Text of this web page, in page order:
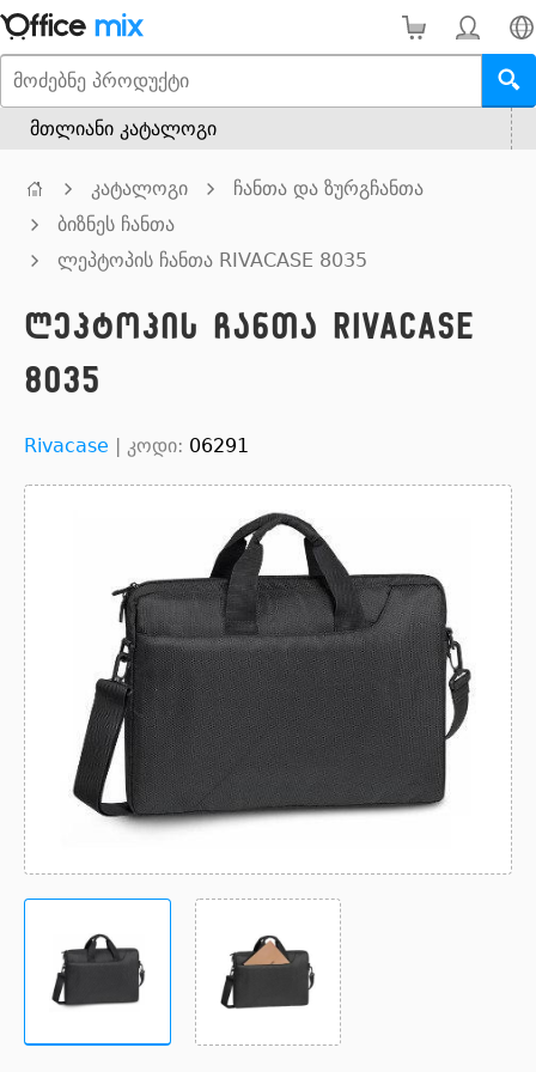
მთლიანი კატალოგი
კატალოგი
ჩანთა და ზურგჩანთა
ბიზნეს ჩანთა
ლეპტოპის ჩანთა RIVACASE 8035
ლეპტოპის ჩანთა RIVACASE
8035
Rivacase | კოდი: 06291